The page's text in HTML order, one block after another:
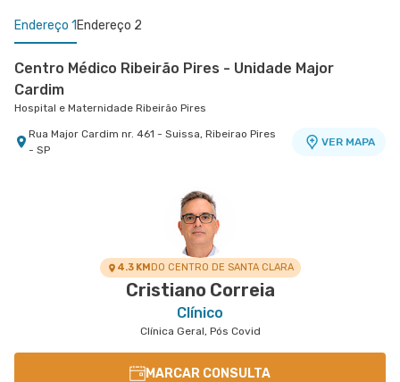
Endereço 1 Endereço 2
Centro Médico Ribeirão Pires - Unidade Major
Cardim
Hospital e Maternidade Ribeirão Pires
Rua Major Cardim nr. 461 - Suissa, Ribeirao Pires
- SP
VER MAPA
Rua Santos Dumont nr. 139 - Vila Bocaina, Maua -
4.3 KMDO CENTRO DE SANTA CLARA
Cristiano Correia
Clínico
Clínica Geral, Pós Covid
MARCAR CONSULTA